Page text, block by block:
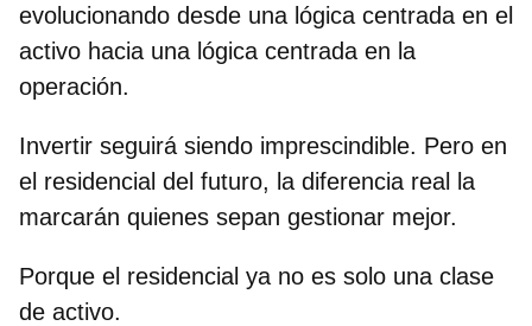
evolucionando desde una lógica centrada en el
activo hacia una lógica centrada en la
operación.
Invertir seguirá siendo imprescindible. Pero en
el residencial del futuro, la diferencia real la
marcarán quienes sepan gestionar mejor.
Porque el residencial ya no es solo una clase
de activo.